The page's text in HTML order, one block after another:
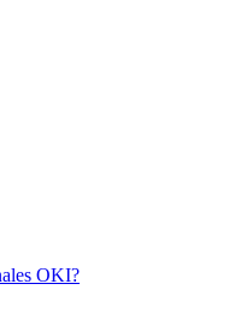
OKI?